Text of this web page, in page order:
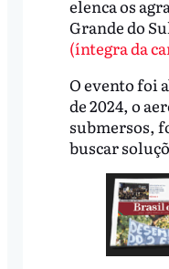
elenca os
Grande do
(íntegra da
O evento foi
de 2024, o
submersos,
buscar